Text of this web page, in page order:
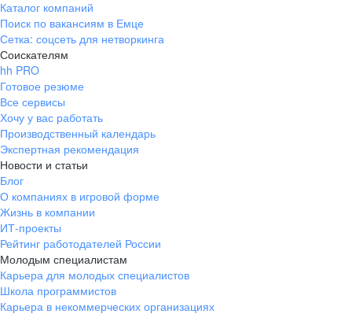
Каталог компаний
Поиск по вакансиям в Емце
Сетка: соцсеть для нетворкинга
Соискателям
hh PRO
Готовое резюме
Все сервисы
Хочу у вас работать
Производственный календарь
Экспертная рекомендация
Новости и статьи
Блог
О компаниях в игровой форме
Жизнь в компании
ИТ-проекты
Рейтинг работодателей России
Молодым специалистам
Карьера для молодых специалистов
Школа программистов
Карьера в некоммерческих организациях